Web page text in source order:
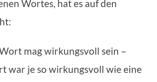
Wortes, hat es auf den
mag wirkungsvoll sein –
war je so wirkungsvoll wie eine